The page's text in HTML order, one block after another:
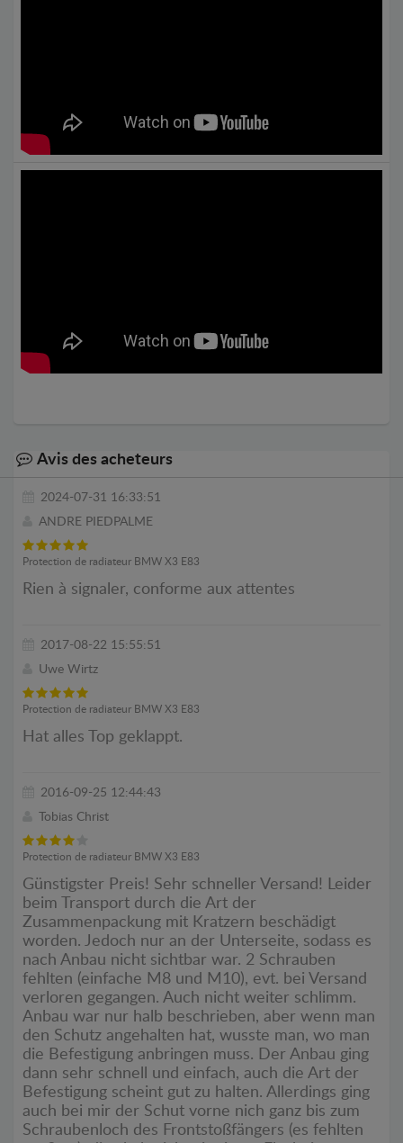
Avis des acheteurs
2024-07-31 16:33:51
ANDRE PIEDPALME
Protection de radiateur BMW X3 E83
Rien à signaler, conforme aux attentes
2017-08-22 15:55:51
Uwe Wirtz
Protection de radiateur BMW X3 E83
Hat alles Top geklappt.
2016-09-25 12:44:43
Tobias Christ
Protection de radiateur BMW X3 E83
Günstigster Preis! Sehr schneller Versand! Leider
beim Transport durch die Art der
Zusammenpackung mit Kratzern beschädigt
worden. Jedoch nur an der Unterseite, sodass es
nach Anbau nicht sichtbar war. 2 Schrauben
fehlten (einfache M8 und M10), evt. bei Versand
verloren gegangen. Auch nicht weiter schlimm.
Anbau war nur halb beschrieben, aber wenn man
den Schutz angehalten hat, wusste man, wo man
die Befestigung anbringen muss. Der Anbau ging
dann sehr schnell und einfach, auch die Art der
Befestigung scheint gut zu halten. Allerdings ging
auch bei mir der Schut vorne nich ganz bis zum
Schraubenloch des Frontstoßfängers (es fehlten